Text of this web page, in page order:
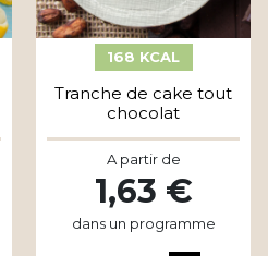
168 KCAL
Tranche de cake tout
chocolat
A partir de
1,63 €
dans un programme